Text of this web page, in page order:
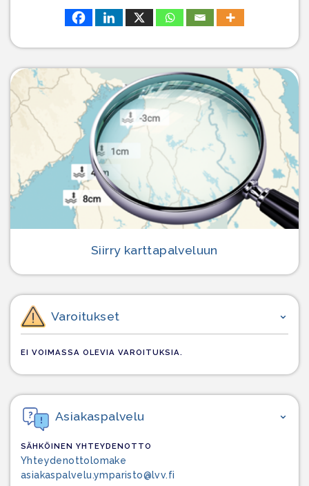
Siirry karttapalveluun
Varoitukset
EI VOIMASSA OLEVIA VAROITUKSIA.
Asiakaspalvelu
SÄHKÖINEN YHTEYDENOTTO
Yhteydenottolomake
asiakaspalvelu.ymparisto@lvv.fi